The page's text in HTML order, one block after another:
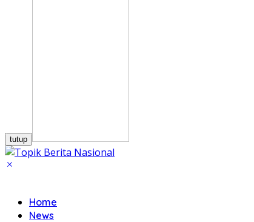
tutup
Home
News